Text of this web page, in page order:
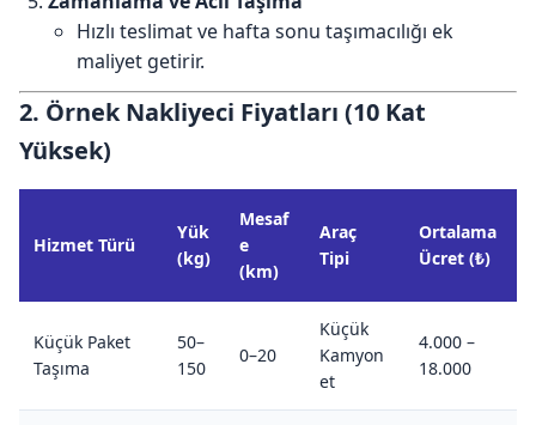
Hızlı teslimat ve hafta sonu taşımacılığı ek
maliyet getirir.
2. Örnek Nakliyeci Fiyatları (10 Kat
Yüksek)
Hizmet Türü
Yük
(kg)
Mesaf
e
(km)
Araç
Tipi
Ortalama
Ücret (₺)
Küçük Paket
Taşıma
50–
150
0–20
Küçük
Kamyon
et
4.000 –
18.000